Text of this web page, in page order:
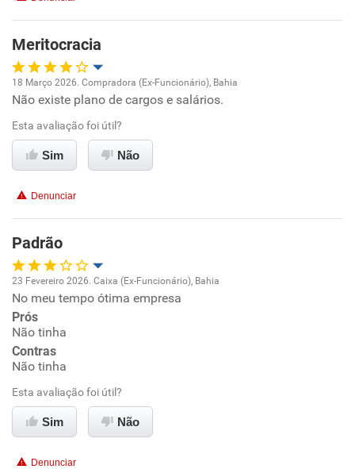
Recomenda esta empresa
Meritocracia
Oportunidade de promoção
Ambiente de trabalho
Benefícios
Recomenda esta empresa
18 Março 2026. Compradora (Ex-Funcionário), Bahia
Não existe plano de cargos e salários.
Esta avaliação foi útil?
Sim Não
Denunciar
Padrão
Oportunidade de promoção
Ambiente de trabalho
Benefícios
Recomenda esta empresa
23 Fevereiro 2026. Caixa (Ex-Funcionário), Bahia
No meu tempo ótima empresa
Prós
Não tinha
Contras
Não tinha
Esta avaliação foi útil?
Sim Não
Denunciar